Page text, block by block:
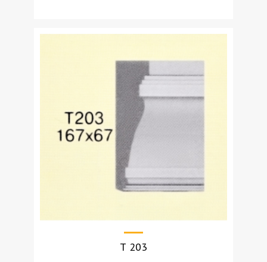
Т 203